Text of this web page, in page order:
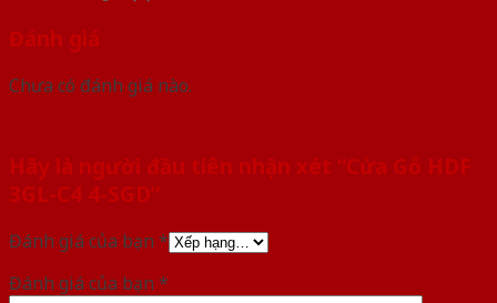
Đánh giá
Chưa có đánh giá nào.
Hãy là người đầu tiên nhận xét “Cửa Gỗ HDF
3GL-C4 4-SGD”
Đánh giá của bạn *
Đánh giá của bạn *